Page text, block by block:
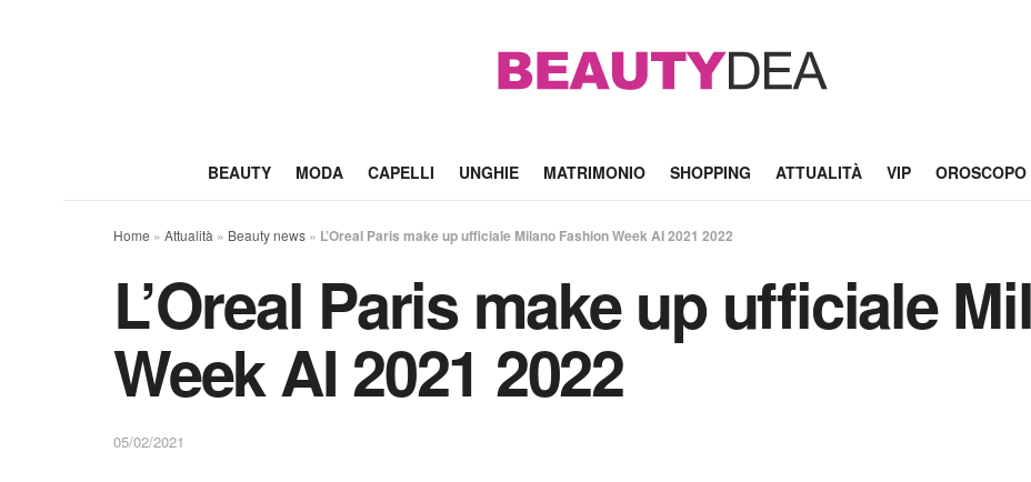
BEAUTY MODA CAPELLI UNGHIE MATRIMONIO SHOPPING ATTUALITÀ VIP OROSCOPO
Home » Attualità » Beauty news » L’Oreal Paris make up ufficiale Milano Fashion Week AI 2021 2022
L’Oreal Paris make up ufficiale
Week AI 2021 2022
05/02/2021